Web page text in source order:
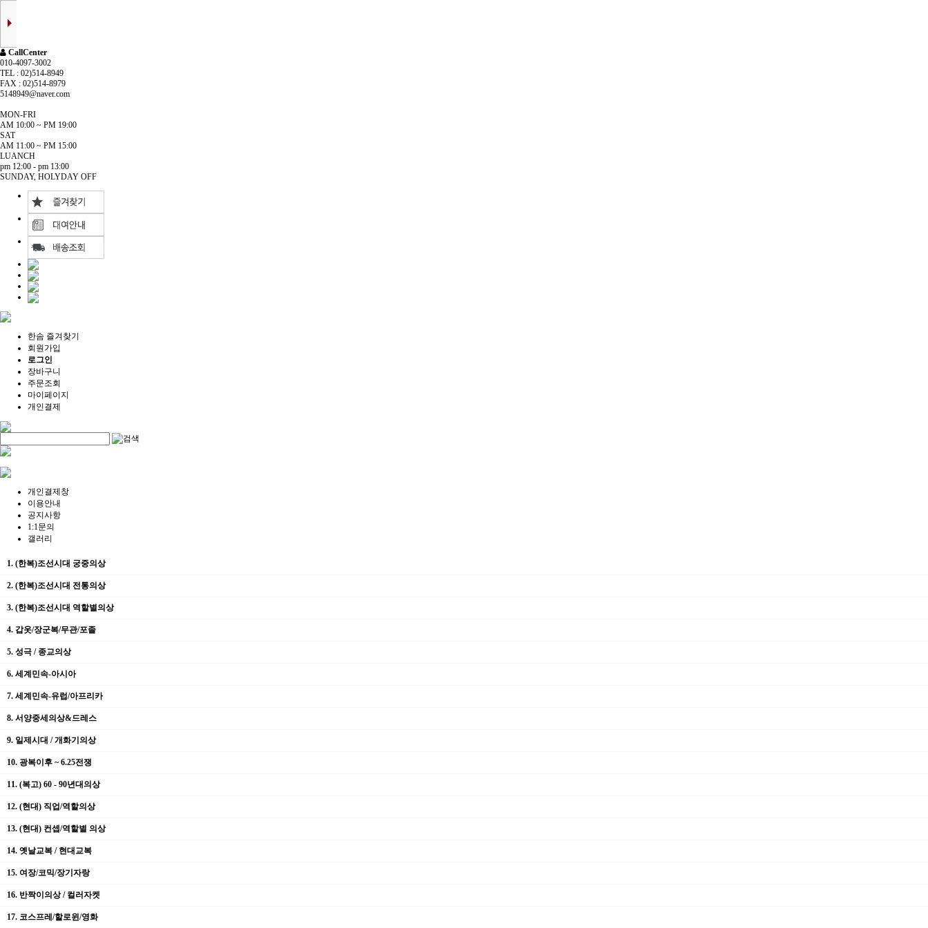
CallCenter
010-4097-3002
TEL : 02)514-8949
FAX : 02)514-8979
5148949@naver.com
MON-FRI
AM 10:00 ~ PM 19:00
SAT
AM 11:00 ~ PM 15:00
LUANCH
pm 12:00 - pm 13:00
SUNDAY, HOLYDAY OFF
한솜 즐겨찾기
회원가입
로그인
장바구니
주문조회
마이페이지
개인결제
개인결제창
이용안내
공지사항
1:1문의
갤러리
1. (한복)조선시대 궁중의상
2. (한복)조선시대 전통의상
3. (한복)조선시대 역할별의상
4. 갑옷/장군복/무관/포졸
5. 성극 / 종교의상
6. 세계민속-아시아
7. 세계민속-유럽/아프리카
8. 서양중세의상&드레스
9. 일제시대 / 개화기의상
10. 광복이후 ~ 6.25전쟁
11. (복고) 60 - 90년대의상
12. (현대) 직업/역할의상
13. (현대) 컨셉/역할별 의상
14. 옛날교복 / 현대교복
15. 여장/코믹/장기자랑
16. 반짝이의상 / 컬러자켓
17. 코스프레/할로윈/영화